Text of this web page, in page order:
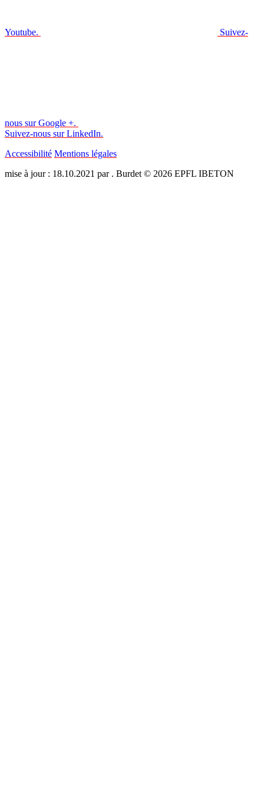
Youtube. Suivez-
nous sur Google +.
Suivez-nous sur LinkedIn.
Accessibilité Mentions légales
mise à jour : 18.10.2021 par . Burdet © 2026 EPFL IBETON